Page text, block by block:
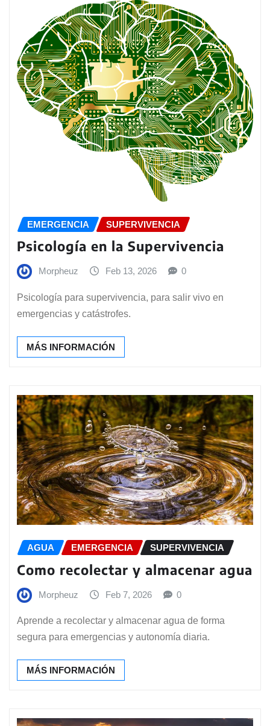
EMERGENCIA SUPERVIVENCIA
Psicología en la Supervivencia
Morpheuz Feb 13, 2026 0
Psicología para supervivencia, para salir vivo en
emergencias y catástrofes.
MÁS INFORMACIÓN
AGUA EMERGENCIA SUPERVIVENCIA
Como recolectar y almacenar agua
Morpheuz Feb 7, 2026 0
Aprende a recolectar y almacenar agua de forma
segura para emergencias y autonomía diaria.
MÁS INFORMACIÓN